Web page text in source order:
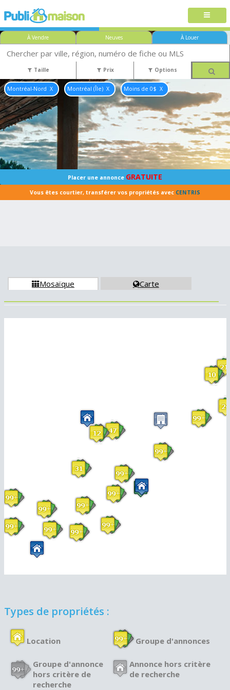
À Vendre Neuves À Louer
Taille Prix Options
Montréal-Nord Montréal (Île) Moins de 0$
Placer une annonce GRATUITE
Vous êtes courtier, transférer vos propriétés avec CENTRIS
Mosaïque Carte
Types de propriétés :
Location Groupe d'annonces
Groupe d'annonce
hors critère de
recherche
Annonce hors critère
de recherche